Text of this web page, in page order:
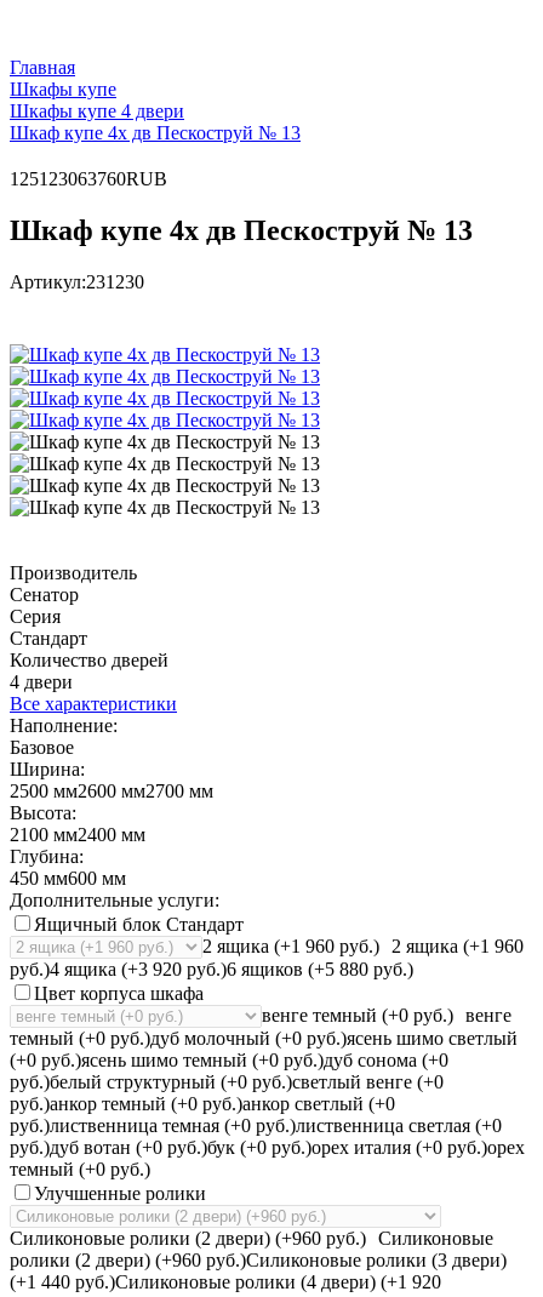
Главная
Шкафы купе
Шкафы купе 4 двери
Шкаф купе 4х дв Пескоструй № 13
125123063760RUB
Шкаф купе 4х дв Пескоструй № 13
Артикул:231230
Производитель
Сенатор
Серия
Стандарт
Количество дверей
4 двери
Все характеристики
Наполнение:
Базовое
Ширина:
2500 мм2600 мм2700 мм
Высота:
2100 мм2400 мм
Глубина:
450 мм600 мм
Дополнительные услуги:
Ящичный блок Стандарт
2 ящика (+1 960 руб.)
2 ящика (+1 960
руб.)4 ящика (+3 920 руб.)6 ящиков (+5 880 руб.)
Цвет корпуса шкафа
венге темный (+0 руб.) венге
темный (+0 руб.)дуб молочный (+0 руб.)ясень шимо светлый
(+0 руб.)ясень шимо темный (+0 руб.)дуб сонома (+0
руб.)белый структурный (+0 руб.)светлый венге (+0
руб.)анкор темный (+0 руб.)анкор светлый (+0
руб.)лиственница темная (+0 руб.)лиственница светлая (+0
руб.)дуб вотан (+0 руб.)бук (+0 руб.)орех италия (+0 руб.)орех
темный (+0 руб.)
Улучшенные ролики
Силиконовые ролики (2 двери) (+960 руб.) Силиконовые
ролики (2 двери) (+960 руб.)Силиконовые ролики (3 двери)
(+1 440 руб.)Силиконовые ролики (4 двери) (+1 920